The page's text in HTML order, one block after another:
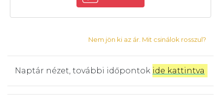
Nem jön ki az ár. Mit csinálok rosszul?
Naptár nézet, további időpontok ide kattintva